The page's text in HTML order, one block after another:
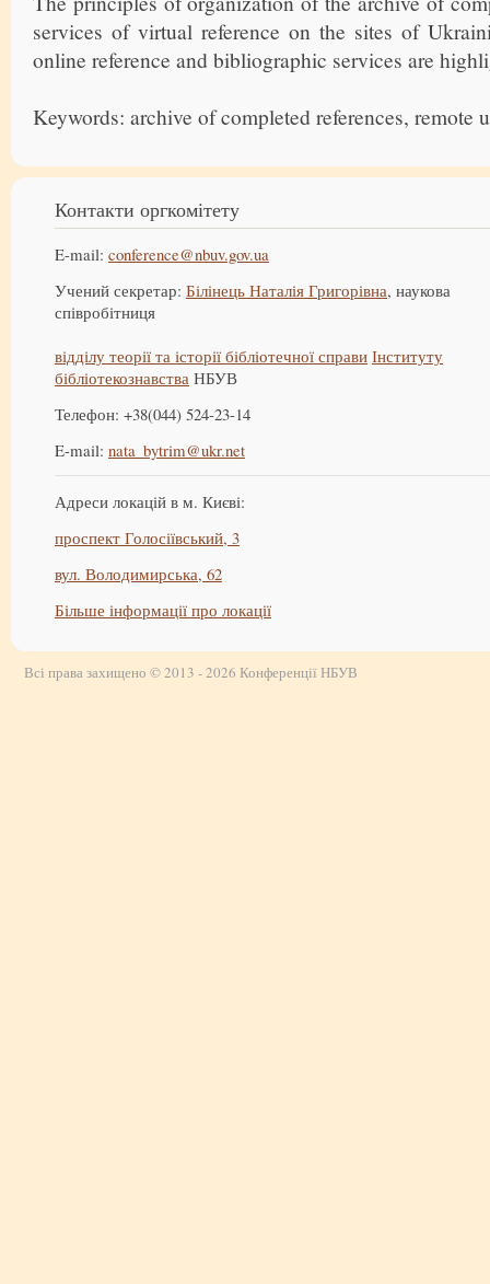
services of virtual reference on the sites of
online reference and bibliographic services are
Keywords: archive of completed references, remote
Контакти оргкомітету
E-mail: conference@nbuv.gov.ua
Учений секретар: Білінець Наталія Григорівна, наукова
співробітниця
відділу теорії та історії бібліотечної справи Інституту
бібліотекознавства НБУВ
Телефон: +38(044) 524-23-14
E-mail: nata_bytrim@ukr.net
Адреси локацій в м. Києві:
проспект Голосіївський, 3
вул. Володимирська, 62
Більше інформації про локації
Всі права захищено © 2013 - 2026 Конференції НБУВ